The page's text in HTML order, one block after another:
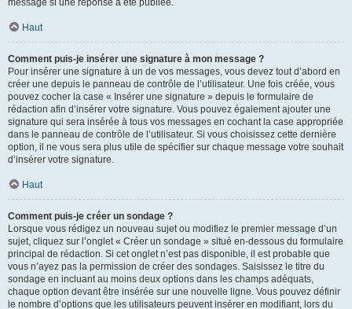
message si une réponse a été publiée.
Haut
Comment puis-je insérer une signature à mon message ?
Pour insérer une signature à un de vos messages, vous devez tout d’abord en
créer une depuis le panneau de contrôle de l’utilisateur. Une fois créée, vous
pouvez cocher la case « Insérer une signature » depuis le formulaire de
rédaction afin d’insérer votre signature. Vous pouvez également ajouter une
signature qui sera insérée à tous vos messages en cochant la case appropriée
dans le panneau de contrôle de l’utilisateur. Si vous choisissez cette dernière
option, il ne vous sera plus utile de spécifier sur chaque message votre souhait
d’insérer votre signature.
Haut
Comment puis-je créer un sondage ?
Lorsque vous rédigez un nouveau sujet ou modifiez le premier message d’un
sujet, cliquez sur l’onglet « Créer un sondage » situé en-dessous du formulaire
principal de rédaction. Si cet onglet n’est pas disponible, il est probable que
vous n’ayez pas la permission de créer des sondages. Saisissez le titre du
sondage en incluant au moins deux options dans les champs adéquats,
chaque option devant être insérée sur une nouvelle ligne. Vous pouvez définir
le nombre d’options que les utilisateurs peuvent insérer en modifiant, lors du